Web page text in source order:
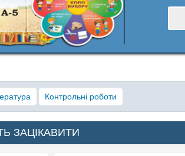
Контрольні роботи
ЗАЦІКАВИТИ